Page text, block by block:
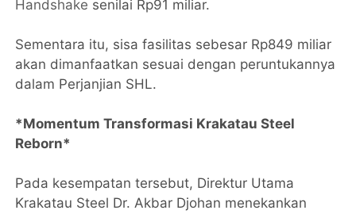
Handshake senilai Rp91 miliar.
Sementara itu, sisa fasilitas sebesar Rp849 miliar
akan dimanfaatkan sesuai dengan peruntukannya
dalam Perjanjian SHL.
*Momentum Transformasi Krakatau Steel
Reborn*
Pada kesempatan tersebut, Direktur Utama
Krakatau Steel Dr. Akbar Djohan menekankan